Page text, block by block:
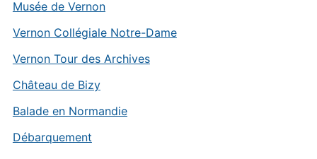
Musée de Vernon
Vernon Collégiale Notre-Dame
Vernon Tour des Archives
Château de Bizy
Balade en Normandie
Débarquement